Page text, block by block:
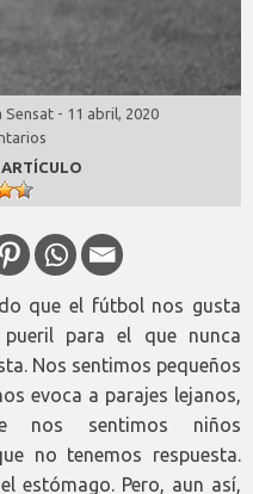
Sensat - 11 abril, 2020
que el fútbol nos gusta
para el que nunca
Nos sentimos pequeños
evoca a parajes lejanos,
nos sentimos niños
no tenemos respuesta.
estómago. Pero, aun así,